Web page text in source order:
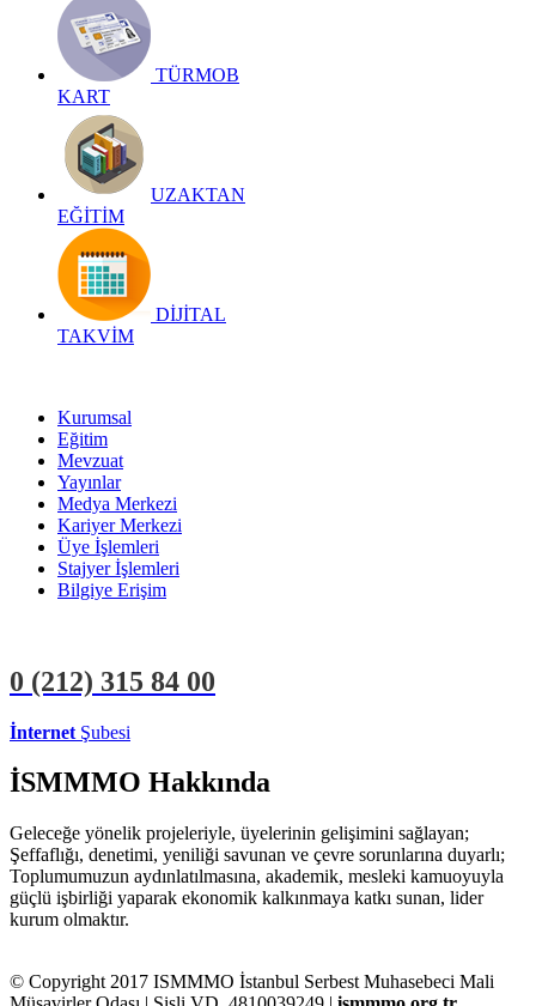
TÜRMOB
KART
UZAKTAN
EĞİTİM
DİJİTAL
TAKVİM
Kurumsal
Eğitim
Mevzuat
Yayınlar
Medya Merkezi
Kariyer Merkezi
Üye İşlemleri
Stajyer İşlemleri
Bilgiye Erişim
0 (212) 315 84 00
İnternet Şubesi
İSMMMO Hakkında
Geleceğe yönelik projeleriyle, üyelerinin gelişimini sağlayan;
Şeffaflığı, denetimi, yeniliği savunan ve çevre sorunlarına duyarlı;
Toplumumuzun aydınlatılmasına, akademik, mesleki kamuoyuyla
güçlü işbirliği yaparak ekonomik kalkınmaya katkı sunan, lider
kurum olmaktır.
© Copyright 2017 ISMMMO İstanbul Serbest Muhasebeci Mali